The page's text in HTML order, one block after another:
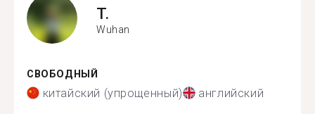
T.
Wuhan
СВОБОДНЫЙ
китайский (упрощенный) английский